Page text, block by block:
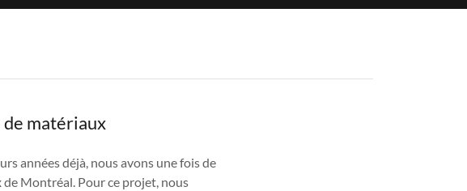
matériaux
années déjà, nous avons une fois de
de Montréal. Pour ce projet, nous